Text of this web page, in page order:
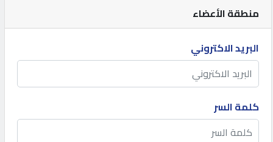
المنتدى
كيو
مزاد
كيو
نمبر
منطقة الأعضاء
البريد الاكتروني
كلمة السر